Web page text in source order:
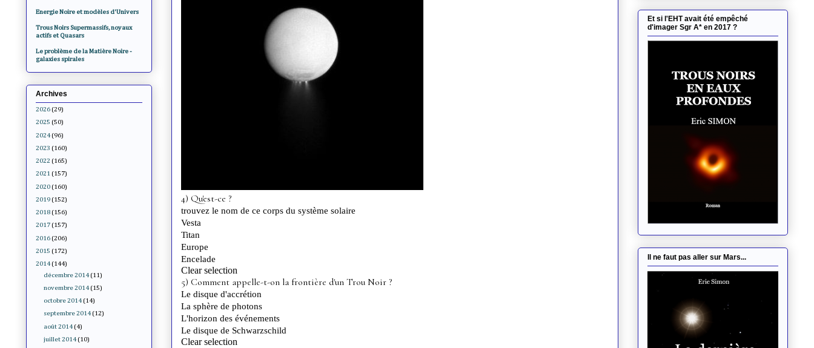
Energie Noire et modèles d'Univers
Trous Noirs Supermassifs, noyaux
actifs et Quasars
Le problème de la Matière Noire -
galaxies spirales
Archives
2026 (29)
2025 (50)
2024 (96)
2023 (160)
2022 (165)
2021 (157)
2020 (160)
2019 (152)
2018 (156)
2017 (157)
2016 (206)
2015 (172)
2014 (144)
décembre 2014 (11)
novembre 2014 (15)
octobre 2014 (14)
septembre 2014 (12)
août 2014 (4)
juillet 2014 (10)
Et si l'EHT avait été empêché
d'imager Sgr A* en 2017 ?
Il ne faut pas aller sur Mars...